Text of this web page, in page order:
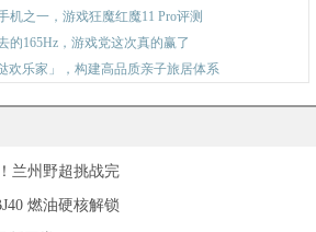
机之一，游戏狂魔红魔11 Pro评测
的165Hz，游戏党这次真的赢了
欢乐家」，构建高品质亲子旅居体系
兰州野超挑战完
燃油硬核解锁